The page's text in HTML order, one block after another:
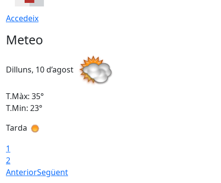
Accedeix
Meteo
Dilluns, 10 d’agost
T.Màx: 35°
T.Min: 23°
Tarda
1
2
AnteriorSegüent